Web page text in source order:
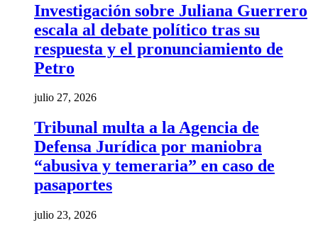
Investigación sobre Juliana Guerrero
escala al debate político tras su
respuesta y el pronunciamiento de
Petro
julio 27, 2026
Tribunal multa a la Agencia de
Defensa Jurídica por maniobra
“abusiva y temeraria” en caso de
pasaportes
julio 23, 2026